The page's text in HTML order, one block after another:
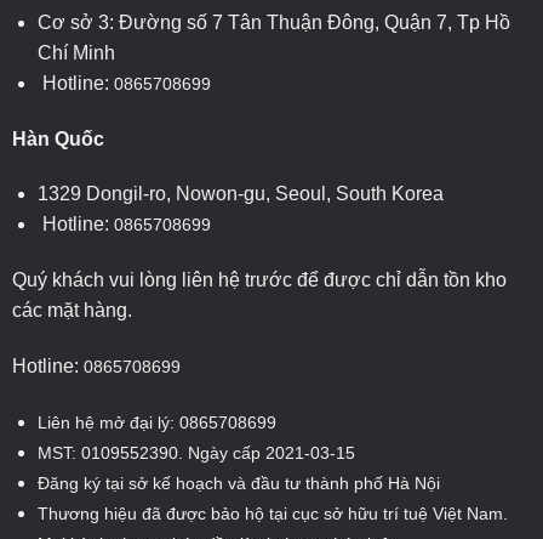
Cơ sở 3: Đường số 7 Tân Thuận Đông, Quận 7, Tp Hồ
Chí Minh
Hotline: 0865708699
Hàn Quốc
1329 Dongil-ro, Nowon-gu, Seoul, South Korea
Hotline: 0865708699
Quý khách vui lòng liên hệ trước để được chỉ dẫn tồn kho
các mặt hàng.
Hotline: 0865708699
Liên hệ mở đại lý: 0865708699
MST: 0109552390. Ngày cấp 2021-03-15
Đăng ký tại sở kế hoạch và đầu tư thành phố Hà Nội
Thương hiệu đã được bảo hộ tại cục sở hữu trí tuệ Việt Nam.